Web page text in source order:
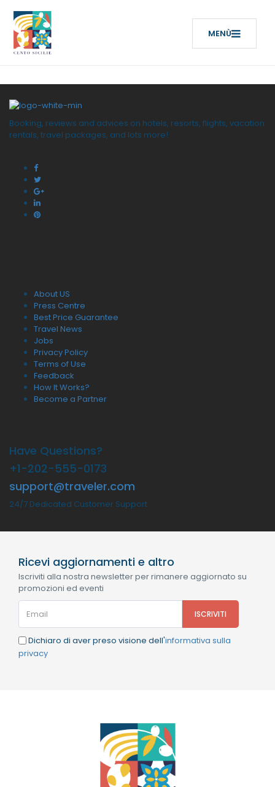
Booking, reviews and advices on hotels, resorts, flights, vacation
rentals, travel packages, and lots more!
About US
Press Centre
Best Price Guarantee
Travel News
Jobs
Privacy Policy
Terms of Use
Feedback
How It Works?
Become a Partner
Have Questions?
+1-202-555-0173
support@traveler.com
24/7 Dedicated Customer Support
Ricevi aggiornamenti e altro
Iscriviti alla nostra newsletter per rimanere aggiornato su
promozioni ed eventi
Dichiaro di aver preso visione dell'informativa sulla
privacy